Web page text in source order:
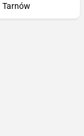
Tarnów